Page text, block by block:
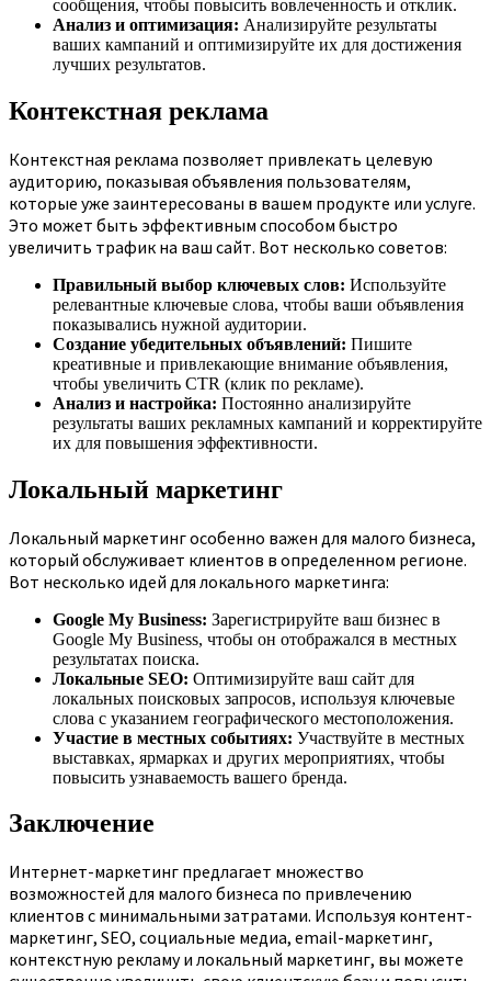
сообщения, чтобы повысить вовлеченность и отклик.
Анализ и оптимизация: Анализируйте результаты
ваших кампаний и оптимизируйте их для достижения
лучших результатов.
Контекстная реклама
Контекстная реклама позволяет привлекать целевую
аудиторию, показывая объявления пользователям,
которые уже заинтересованы в вашем продукте или услуге.
Это может быть эффективным способом быстро
увеличить трафик на ваш сайт. Вот несколько советов:
Правильный выбор ключевых слов: Используйте
релевантные ключевые слова, чтобы ваши объявления
показывались нужной аудитории.
Создание убедительных объявлений: Пишите
креативные и привлекающие внимание объявления,
чтобы увеличить CTR (клик по рекламе).
Анализ и настройка: Постоянно анализируйте
результаты ваших рекламных кампаний и корректируйте
их для повышения эффективности.
Локальный маркетинг
Локальный маркетинг особенно важен для малого бизнеса,
который обслуживает клиентов в определенном регионе.
Вот несколько идей для локального маркетинга:
Google My Business: Зарегистрируйте ваш бизнес в
Google My Business, чтобы он отображался в местных
результатах поиска.
Локальные SEO: Оптимизируйте ваш сайт для
локальных поисковых запросов, используя ключевые
слова с указанием географического местоположения.
Участие в местных событиях: Участвуйте в местных
выставках, ярмарках и других мероприятиях, чтобы
повысить узнаваемость вашего бренда.
Заключение
Интернет-маркетинг предлагает множество
возможностей для малого бизнеса по привлечению
клиентов с минимальными затратами. Используя контент-
маркетинг, SEO, социальные медиа, email-маркетинг,
контекстную рекламу и локальный маркетинг, вы можете